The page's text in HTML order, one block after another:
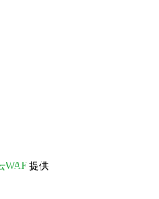
WAF 提供